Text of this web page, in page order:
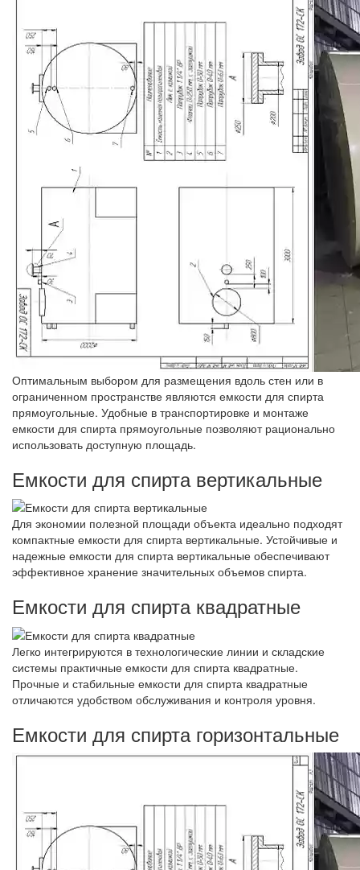
Оптимальным выбором для размещения вдоль стен или в
ограниченном пространстве являются емкости для спирта
прямоугольные. Удобные в транспортировке и монтаже
емкости для спирта прямоугольные позволяют рационально
использовать доступную площадь.
Емкости для спирта вертикальные
Для экономии полезной площади объекта идеально подходят
компактные емкости для спирта вертикальные. Устойчивые и
надежные емкости для спирта вертикальные обеспечивают
эффективное хранение значительных объемов спирта.
Емкости для спирта квадратные
Легко интегрируются в технологические линии и складские
системы практичные емкости для спирта квадратные.
Прочные и стабильные емкости для спирта квадратные
отличаются удобством обслуживания и контроля уровня.
Емкости для спирта горизонтальные